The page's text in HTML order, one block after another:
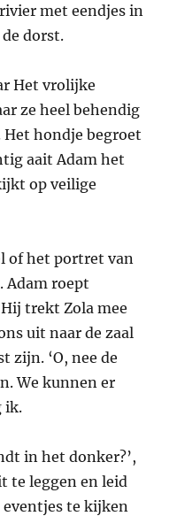
met eendjes in
dorst.
Het vrolijke
ze heel behendig
hondje begroet
aait Adam het
op veilige
of het portret van
Adam roept
trekt Zola mee
uit naar de zaal
zijn. ‘O, nee de
We kunnen er
ik.
in het donker?’,
te leggen en leid
eventjes te kijken